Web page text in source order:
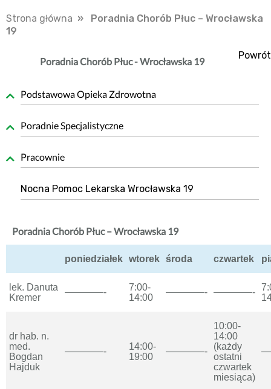
Strona główna » Poradnia Chorób Płuc – Wrocławska
19
Powrót
Poradnia Chorób Płuc - Wrocławska 19
Podstawowa Opieka Zdrowotna
Poradnie Specjalistyczne
Pracownie
Nocna Pomoc Lekarska Wrocławska 19
Poradnia Chorób Płuc – Wrocławska 19
poniedziałek wtorek środa czwartek
lek. Danuta
Kremer
————-
7:00-
14:00
————- ————-
dr hab. n.
med.
Bogdan
Hajduk
————-
14:00-
19:00
————-
10:00-
14:00
(każdy
ostatni
czwartek
miesiąca)